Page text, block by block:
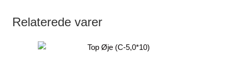
Relaterede varer